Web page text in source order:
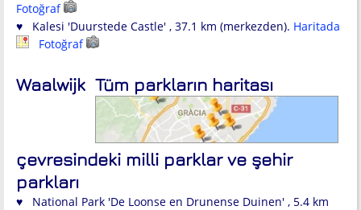
Fotoğraf
♥ Kalesi 'Duurstede Castle' , 37.1 km (merkezden). Haritada
Fotoğraf
Tüm parkların haritası
Waalwijk
çevresindeki milli parklar ve şehir
parkları
♥ National Park 'De Loonse en Drunense Duinen' , 5.4 km